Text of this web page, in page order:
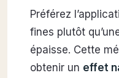
Préférez
fines plutôt
épaisse. Cette
obtenir un effet